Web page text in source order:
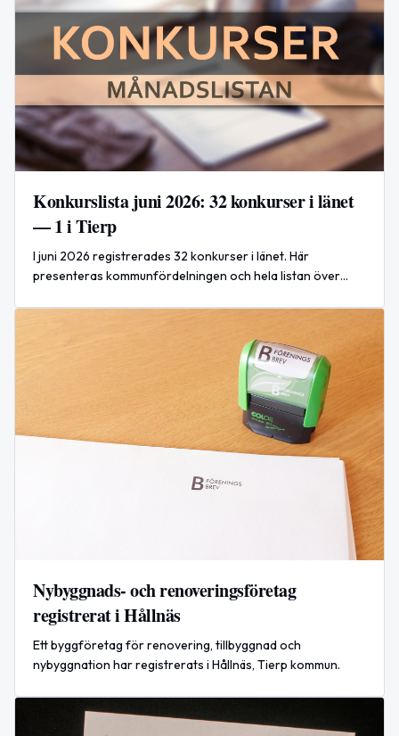
Konkurslista juni 2026: 32 konkurser i länet
— 1 i Tierp
I juni 2026 registrerades 32 konkurser i länet. Här
presenteras kommunfördelningen och hela listan över
Nybyggnads- och renoveringsföretag
registrerat i Hållnäs
Ett byggföretag för renovering, tillbyggnad och
nybyggnation har registrerats i Hållnäs, Tierp kommun.